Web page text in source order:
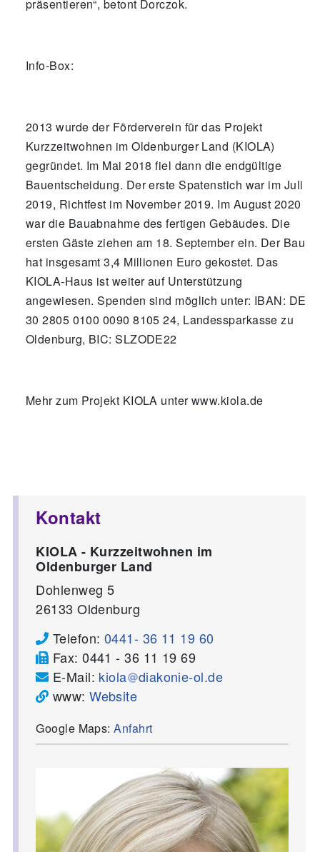
Kontakt
KIOLA - Kurzzeitwohnen im
Oldenburger Land
Dohlenweg 5
26133 Oldenburg
Telefon: 0441- 36 11 19 60
Fax:0441 - 36 11 19 69
E-Mail: kiola
diakonie-ol.de
www:Website
Google Maps:Anfahrt
präsentieren“, betont Dorczok.
Info-Box:
2013 wurde der Förderverein für das Projekt
Kurzzeitwohnen im Oldenburger Land (KIOLA)
gegründet. Im Mai 2018 fiel dann die endgültige
Bauentscheidung. Der erste Spatenstich war im Juli
2019, Richtfest im November 2019. Im August 2020
war die Bauabnahme des fertigen Gebäudes. Die
ersten Gäste ziehen am 18. September ein. Der Bau
hat insgesamt 3,4 Millionen Euro gekostet. Das
KIOLA-Haus ist weiter auf Unterstützung
angewiesen. Spenden sind möglich unter: IBAN: DE
30 2805 0100 0090 8105 24, Landessparkasse zu
Oldenburg, BIC: SLZODE22
Mehr zum Projekt KIOLA unter www.kiola.de